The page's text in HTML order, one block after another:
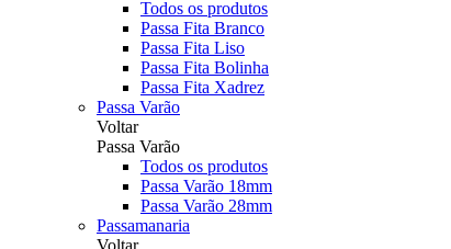
Todos os produtos
Passa Fita Branco
Passa Fita Liso
Passa Fita Bolinha
Passa Fita Xadrez
Passa Varão
Voltar
Passa Varão
Todos os produtos
Passa Varão 18mm
Passa Varão 28mm
Passamanaria
Voltar